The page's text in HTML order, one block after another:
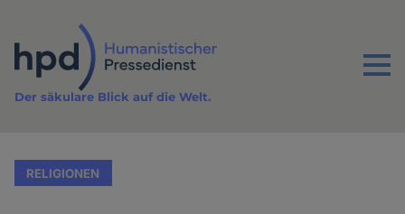
Inhalt
Menu
Der säkulare Blick auf die Welt.
RELIGIONEN